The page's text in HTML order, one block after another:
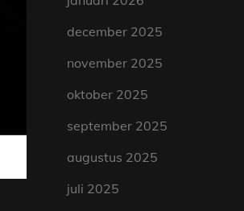
december 2025
november 2025
oktober 2025
september 2025
augustus 2025
juli 2025